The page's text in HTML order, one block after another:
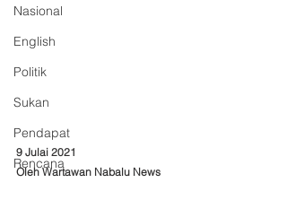
Nasional
English
Politik
Sukan
Pendapat
Rencana
9 Julai 2021
Oleh Wartawan Nabalu News